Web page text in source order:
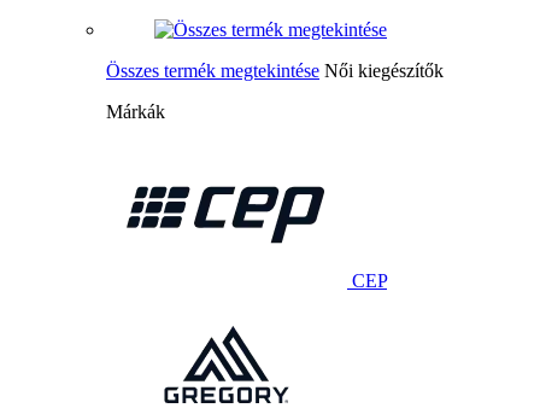
Összes termék megtekintése Női kiegészítők
Márkák
CEP